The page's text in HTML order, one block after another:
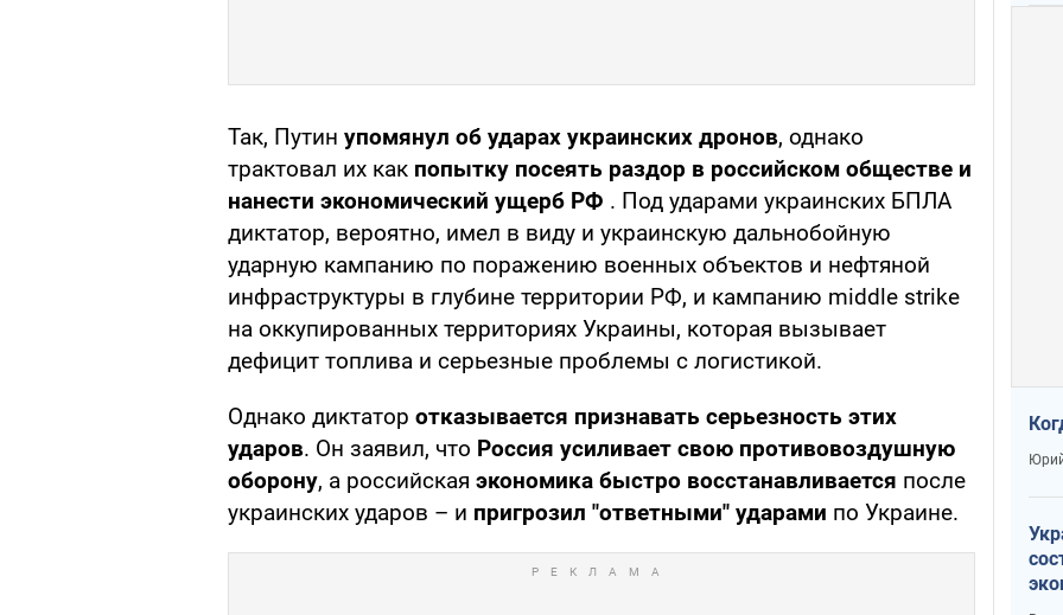
Так, Путин упомянул об ударах украинских дронов, однако
трактовал их как попытку посеять раздор в российском обществе и
нанести экономический ущерб РФ . Под ударами украинских БПЛА
диктатор, вероятно, имел в виду и украинскую дальнобойную
ударную кампанию по поражению военных объектов и нефтяной
инфраструктуры в глубине территории РФ, и кампанию middle strike
на оккупированных территориях Украины, которая вызывает
дефицит топлива и серьезные проблемы с логистикой.
Однако диктатор отказывается признавать серьезность этих
ударов. Он заявил, что Россия усиливает свою противовоздушную
оборону, а российская экономика быстро восстанавливается после
украинских ударов – и пригрозил "ответными" ударами по Украине.